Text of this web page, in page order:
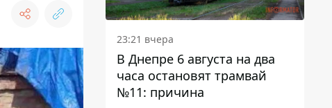
23:21 вчера
В Днепре 6 августа на два
часа остановят трамвай
№11: причина